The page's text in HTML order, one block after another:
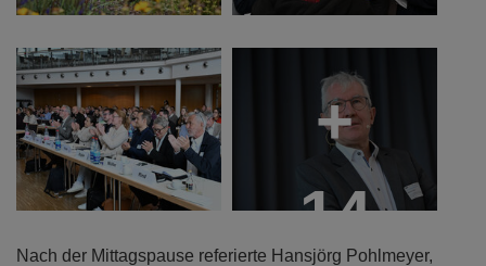
+
14
Nach der Mittagspause referierte Hansjörg Pohlmeyer,